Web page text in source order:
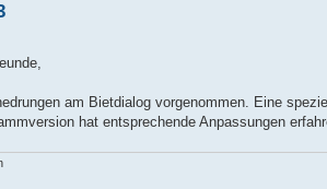
am Bietdialog vorgenommen. Eine
hat entsprechende Anpassungen